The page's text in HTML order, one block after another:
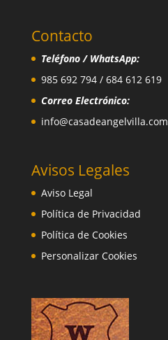
Contacto
Teléfono / WhatsApp:
985 692 794 / 684 612 619
Correo Electrónico:
info@casadeangelvilla.com
Avisos Legales
Aviso Legal
Política de Privacidad
Política de Cookies
Personalizar Cookies